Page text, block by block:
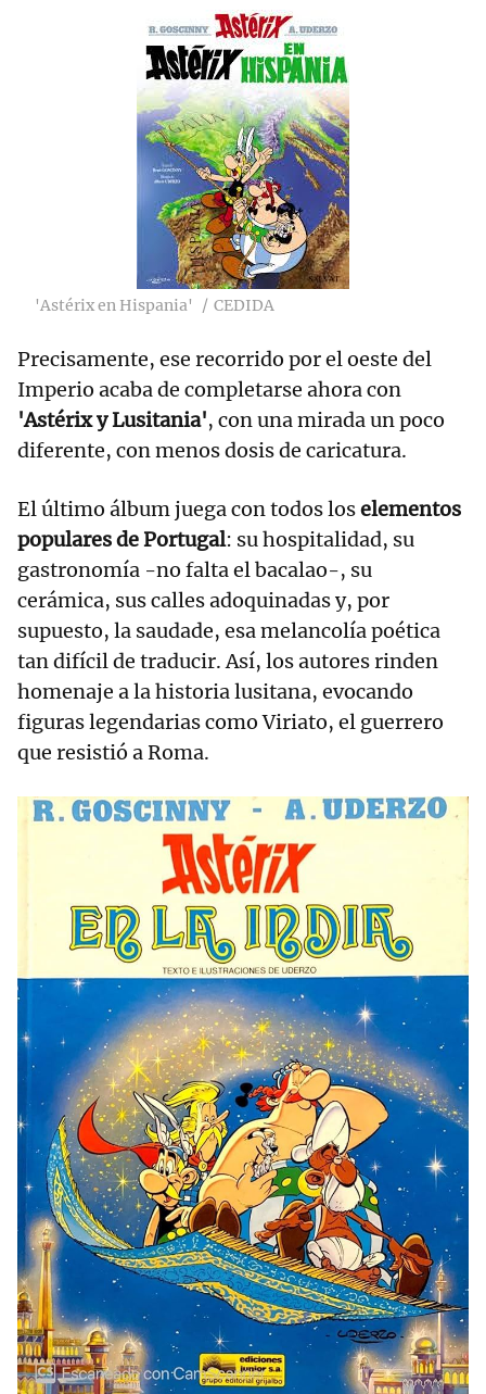
'Astérix en Hispania' CEDIDA
Precisamente, ese recorrido por el oeste del
Imperio acaba de completarse ahora con
'Astérix y Lusitania', con una mirada un poco
diferente, con menos dosis de caricatura.
El último álbum juega con todos loselementos
populares de Portugal: su hospitalidad, su
gastronomía -no falta el bacalao-, su
cerámica, sus calles adoquinadas y, por
supuesto, la saudade, esa melancolía poética
tan difícil de traducir. Así, los autores rinden
homenaje a la historia lusitana, evocando
figuras legendarias como Viriato, el guerrero
que resistió a Roma.